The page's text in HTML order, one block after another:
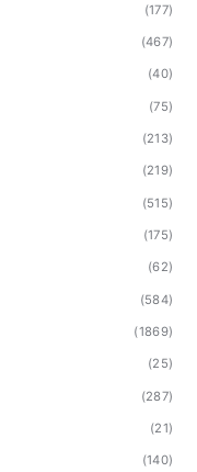
(177)
(467)
(40)
(75)
(213)
(219)
(515)
(175)
(62)
(584)
(1869)
(25)
(287)
(21)
(140)